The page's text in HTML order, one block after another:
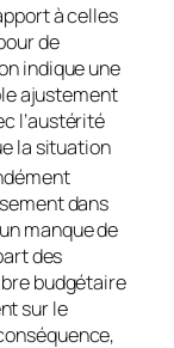
à celles
de
indique une
ajustement
l’austérité
la situation
dans
manque de
des
budgétaire
sur le